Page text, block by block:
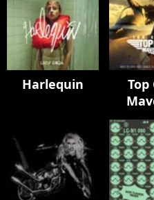
Harlequin
Top
The